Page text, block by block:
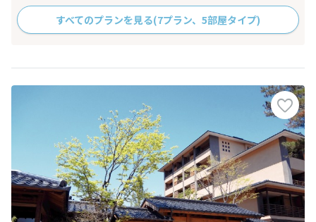
すべてのプランを見る(7プラン、5部屋タイプ)